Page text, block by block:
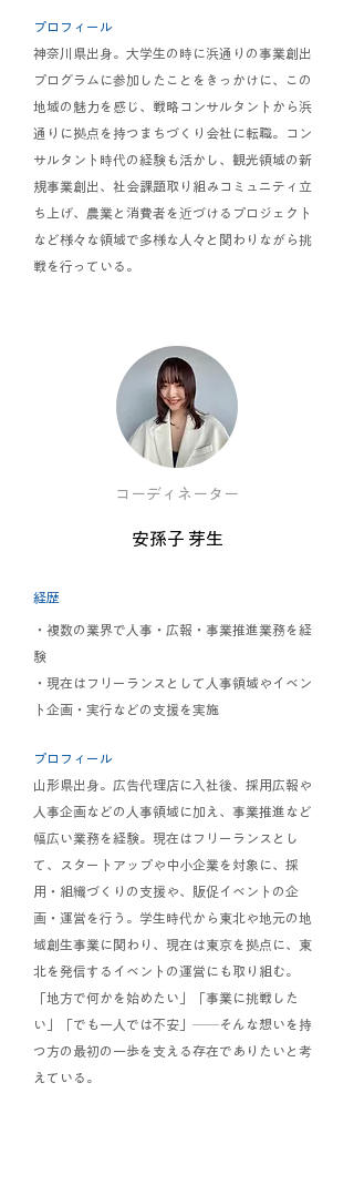
プロフィール
神奈川県出身。大学生の時に浜通りの事業創出
プログラムに参加したことをきっかけに、この
地域の魅力を感じ、戦略コンサルタントから浜
通りに拠点を持つまちづくり会社に転職。コン
サルタント時代の経験も活かし、観光領域の新
規事業創出、社会課題取り組みコミュニティ立
ち上げ、農業と消費者を近づけるプロジェクト
など様々な領域で多様な人々と関わりながら挑
戦を行っている。
コーディネーター
安孫子 芽生
経歴
・複数の業界で人事・広報・事業推進業務を経
験
・現在はフリーランスとして人事領域やイベン
ト企画・実行などの支援を実施
プロフィール
山形県出身。広告代理店に入社後、採用広報や
人事企画などの人事領域に加え、事業推進など
幅広い業務を経験。現在はフリーランスとし
て、スタートアップや中小企業を対象に、採
用・組織づくりの支援や、販促イベントの企
画・運営を行う。学生時代から東北や地元の地
域創生事業に関わり、現在は東京を拠点に、東
北を発信するイベントの運営にも取り組む。
「地方で何かを始めたい」「事業に挑戦した
い」「でも一人では不安」──そんな想いを持
つ方の最初の一歩を支える存在でありたいと考
えている。